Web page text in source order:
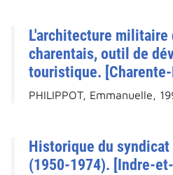
L'architecture militaire
charentais, outil de
touristique.
PHILIPPOT, Emmanuelle,
Historique du
(1950-1974). [Indre-